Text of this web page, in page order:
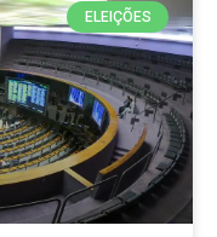
ELEIÇÕES